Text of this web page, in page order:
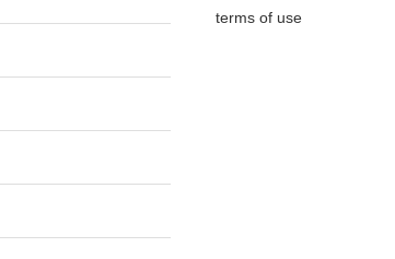
terms of use